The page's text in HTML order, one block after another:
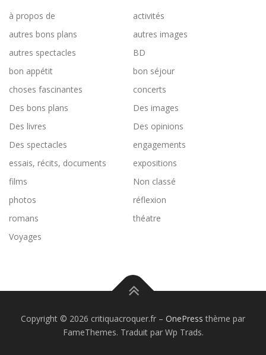
à propos de
activités
autres bons plans
autres images
autres spectacles
BD
bon appétit
bon séjour
choses fascinantes
concerts
Des bons plans
Des images
Des livres
Des opinions
Des spectacles
engagements
essais, récits, documents
expositions
films
Non classé
photos
réflexion
romans
théatre
Voyages
Copyright © 2026 critiquacroquer.fr – OnePress thème par
FameThemes. Traduit par Wp Trads.